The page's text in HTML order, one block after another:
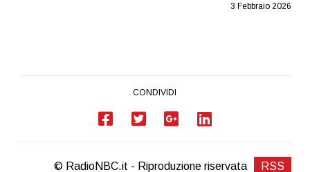
3 Febbraio 2026
CONDIVIDI
© RadioNBC.it - Riproduzione riservata RSS